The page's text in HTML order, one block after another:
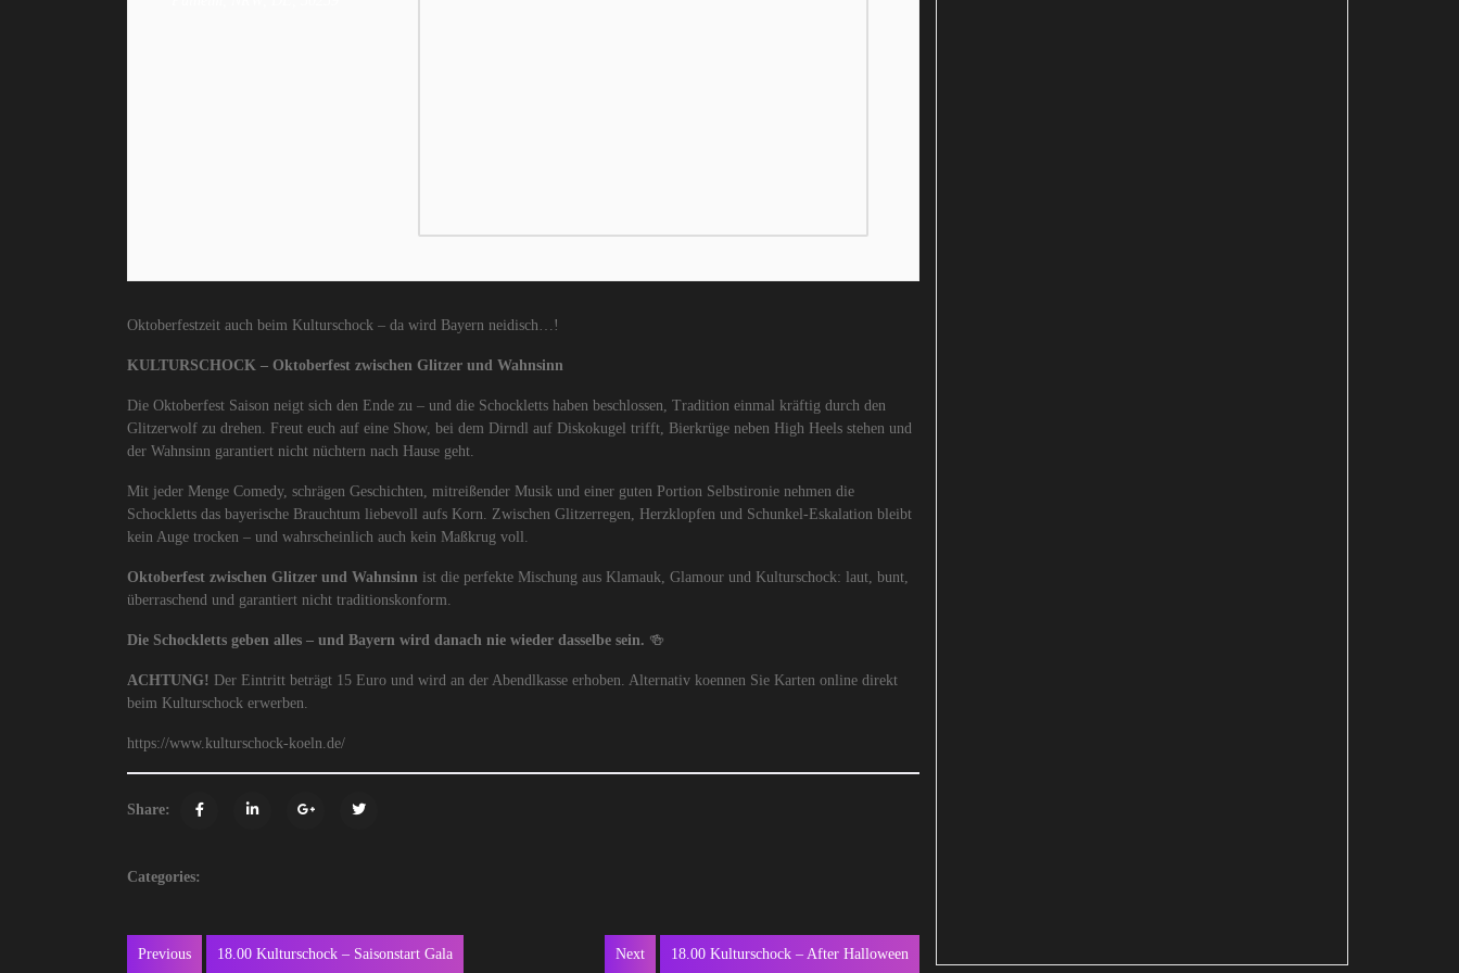
Oktoberfestzeit auch beim Kulturschock – da wird Bayern neidisch…!
KULTURSCHOCK – Oktoberfest zwischen Glitzer und Wahnsinn
Die Oktoberfest Saison neigt sich den Ende zu – und die Schockletts haben beschlossen, Tradition einmal kräftig durch den
Glitzerwolf zu drehen. Freut euch auf eine Show, bei dem Dirndl auf Diskokugel trifft, Bierkrüge neben High Heels stehen und
der Wahnsinn garantiert nicht nüchtern nach Hause geht.
Mit jeder Menge Comedy, schrägen Geschichten, mitreißender Musik und einer guten Portion Selbstironie nehmen die
Schockletts das bayerische Brauchtum liebevoll aufs Korn. Zwischen Glitzerregen, Herzklopfen und Schunkel-Eskalation bleibt
kein Auge trocken – und wahrscheinlich auch kein Maßkrug voll.
Oktoberfest zwischen Glitzer und Wahnsinn ist die perfekte Mischung aus Klamauk, Glamour und Kulturschock: laut, bunt,
überraschend und garantiert nicht traditionskonform.
Die Schockletts geben alles – und Bayern wird danach nie wieder dasselbe sein. 🍻
ACHTUNG! Der Eintritt beträgt 15 Euro und wird an der Abendlkasse erhoben. Alternativ koennen Sie Karten online direkt
beim Kulturschock erwerben.
https://www.kulturschock-koeln.de/
Share:
Categories:
Beitragsnavigation
Previous
Previous
18.00 Kulturschock – Saisonstart Gala Next
Next
18.00 Kulturschock – After Halloween